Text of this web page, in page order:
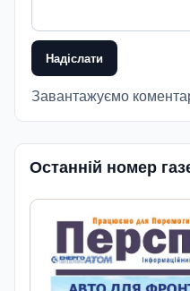
Надіслати
Завантажуємо
Останній номер